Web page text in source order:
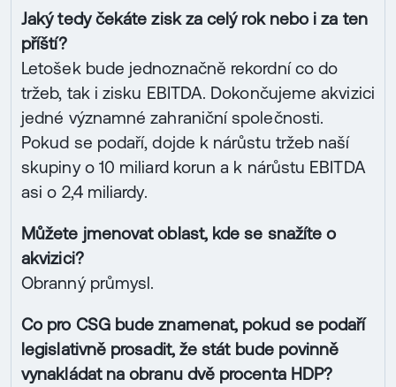
Jaký tedy čekáte zisk za celý rok nebo i za ten
příští?
Letošek bude jednoznačně rekordní co do
tržeb, tak i zisku EBITDA. Dokončujeme akvizici
jedné významné zahraniční společnosti.
Pokud se podaří, dojde k nárůstu tržeb naší
skupiny o 10 miliard korun a k nárůstu EBITDA
asi o 2,4 miliardy.
Můžete jmenovat oblast, kde se snažíte o
akvizici?
Obranný průmysl.
Co pro CSG bude znamenat, pokud se podaří
legislativně prosadit, že stát bude povinně
vynakládat na obranu dvě procenta HDP?